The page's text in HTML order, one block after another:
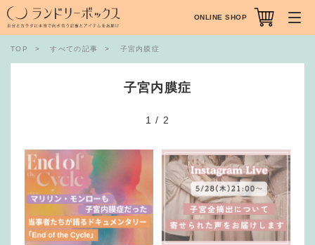
TOP すべての記事 子宮内膜症
子宮内膜症
1 / 2
ONLINE SHOP